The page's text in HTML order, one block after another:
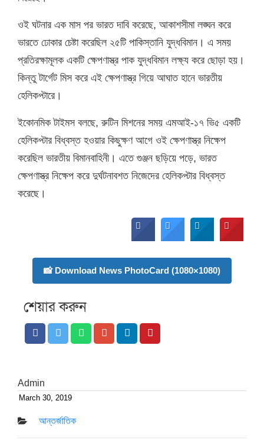
ওই ঘটনার এক মাস পর ভারত দাবি করেছে, আকাশসীমা লঙ্ঘন করে
ভারতে ঢোকার চেষ্টা করেছিল ২৫টি পাকিস্তানি যুদ্ধবিমান। এ সময়
প্রতিরক্ষামূলক একটি ক্ষেপণাস্ত্র পাক যুদ্ধবিমান লক্ষ্য করে ছোড়া হয়।
কিন্তু টার্গেট মিস করে এই ক্ষেপণাস্ত্র গিয়ে আঘাত হানে ভারতীয়
হেলিকপ্টারে।
ইকোনমিক টাইমস বলছে, রুটিন মিশনের সময় এমআই-১৭ ভি৫ একটি
হেলিকপ্টার বিধ্বস্ত হওয়ার কিছুক্ষণ আগে ওই ক্ষেপণাস্ত্র নিক্ষেপ
করেছিল ভারতীয় বিমানবাহিনী। এতে গুঞ্জন ছড়িয়ে পড়ে, ভারত
ক্ষেপণাস্ত্র নিক্ষেপ করে দুর্ঘটনাবশত নিজেদের হেলিকপ্টার বিধ্বস্ত
করেছে।
📸 Download News PhotoCard (1080×1080)
শেয়ার করুন
Admin
Posted
on
March 30, 2019
আন্তর্জাতিক